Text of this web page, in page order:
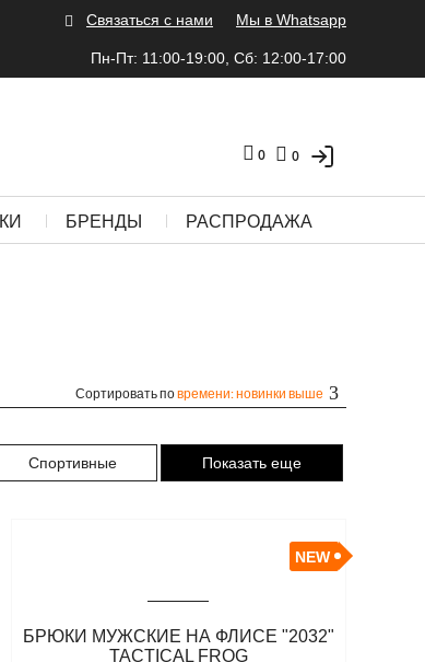
Связаться с нами Мы в Whatsapp
Пн-Пт: 11:00-19:00, Сб: 12:00-17:00
0
0
БРЕНДЫ РАСПРОДАЖА
Сортировать повремени: новинки выше
Спортивные Показать еще
NEW
БРЮКИ МУЖСКИЕ НА ФЛИСЕ "2032"
TACTICAL FROG